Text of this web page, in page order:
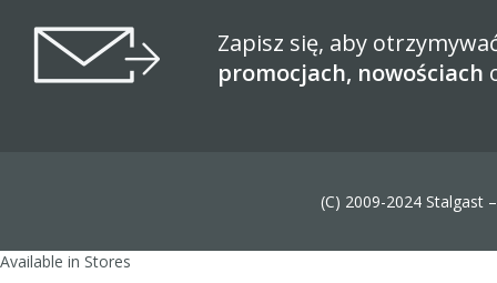
Zapisz się, aby
promocjach, nowościach
(C) 2009-2024 Stalgast
Available in Stores